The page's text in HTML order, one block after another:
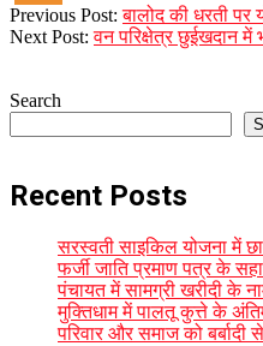
2026-
02-
Previous Post:बालोद की धरती
Next Post:वन परिक्षेत्र छुईखदान में
Search
Recent Posts
सरस्वती साइकिल योजना में
फर्जी जाति प्रमाण पत्र के
पंचायत में सामग्री खरीदी के
मुक्तिधाम में पालतू कुत्ते के
परिवार और समाज को